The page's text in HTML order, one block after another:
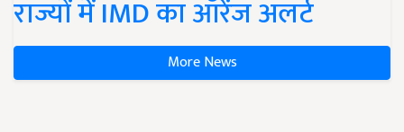
राज्यों में IMD का ऑरेंज अलर्ट
More News